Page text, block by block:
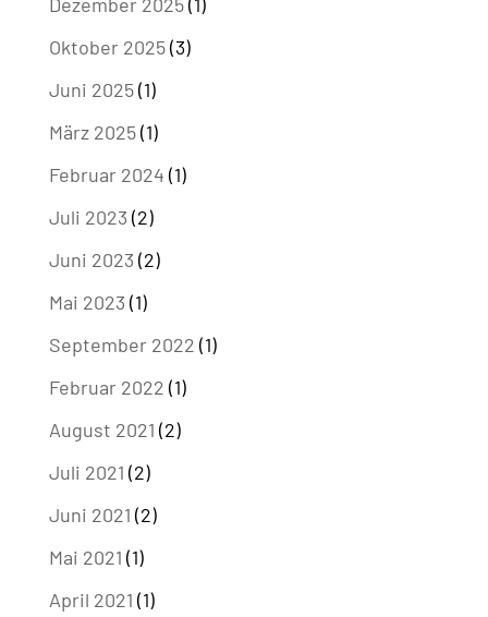
Oktober 2025(3)
Juni 2025(1)
März 2025(1)
Februar 2024 (1)
Juli 2023 (2)
Juni 2023 (2)
Mai 2023 (1)
September 2022 (1)
Februar 2022 (1)
August 2021 (2)
Juli 2021 (2)
Juni 2021 (2)
Mai 2021 (1)
April 2021 (1)